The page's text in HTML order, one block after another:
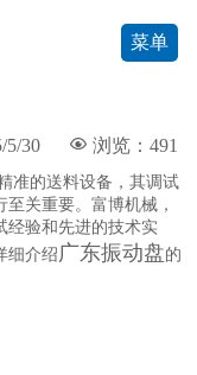
菜单
 浏览：491
5/30
准的送料设备，其调试
关重要。富博机械，
经验和先进的技术实
细介绍 广东振动盘的